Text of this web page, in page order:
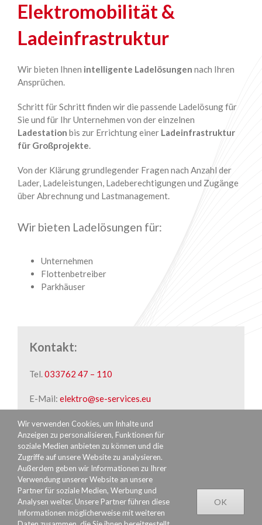
Elektromobilität &
Ladeinfrastruktur
Wir bieten Ihnen intelligente Ladelösungen nach Ihren
Ansprüchen.
Schritt für Schritt finden wir die passende Ladelösung für
Sie und für Ihr Unternehmen von der einzelnen
Ladestation bis zur Errichtung einer Ladeinfrastruktur
für Großprojekte.
Von der Klärung grundlegender Fragen nach Anzahl der
Lader, Ladeleistungen, Ladeberechtigungen und Zugänge
über Abrechnung und Lastmanagement.
Wir bieten Ladelösungen für:
Unternehmen
Flottenbetreiber
Parkhäuser
Kontakt:
Tel.033762 47 – 110
E-Mail: elektro@se-services.eu
Wir verwenden Cookies, um Inhalte und
Anzeigen zu personalisieren, Funktionen für
soziale Medien anbieten zu können und die
Zugriffe auf unsere Website zu analysieren.
Außerdem geben wir Informationen zu Ihrer
Verwendung unserer Website an unsere
Partner für soziale Medien, Werbung und
Analysen weiter. Unsere Partner führen diese
Informationen möglicherweise mit weiteren
OK